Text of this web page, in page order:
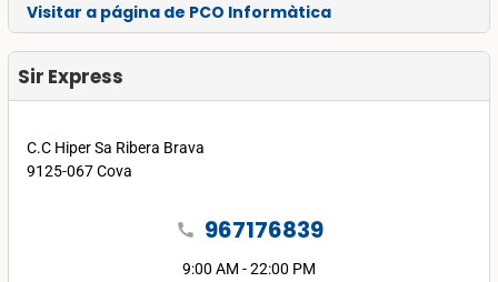
Visitar a página de PCO Informàtica
Sir Express
C.C Hiper Sa Ribera Brava
9125-067 Cova
call 967176839
9:00 AM - 22:00 PM